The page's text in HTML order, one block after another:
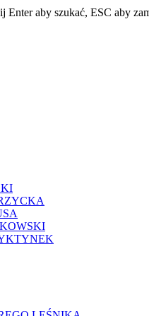
Enter aby szukać, ESC aby